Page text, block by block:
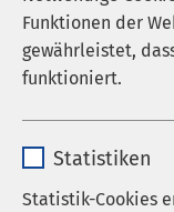
Funktionen der
gewährleistet,
funktioniert.
Anbieter
Statistiken
Statistik-Cookies